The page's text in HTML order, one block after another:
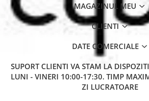
MAGAZINUL MEU
CLIENTI
DATE COMERCIALE
SUPORT CLIENTI VA STAM LA
LUNI - VINERI 10:00-17:30. TIMP
ZI LUCRATOARE